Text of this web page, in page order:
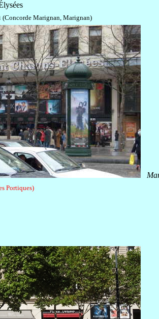
(Concorde Marignan, Marignan)
Portiques)